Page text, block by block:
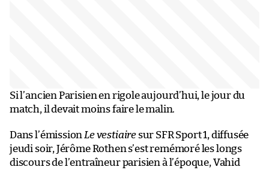
Si l’ancien Parisien en rigole aujourd’hui, le jour du
match, il devait moins faire le malin.
Dans l’émission Le vestiairesur SFR Sport 1, diffusée
jeudi soir, Jérôme Rothen s’est remémoré les longs
discours de l’entraîneur parisien à l’époque, Vahid